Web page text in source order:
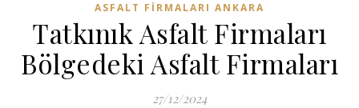
ASFALT FIRMALARI ANKARA
Tatkınık Asfalt Firmaları
Bölgedeki Asfalt Firmaları
27/12/2024